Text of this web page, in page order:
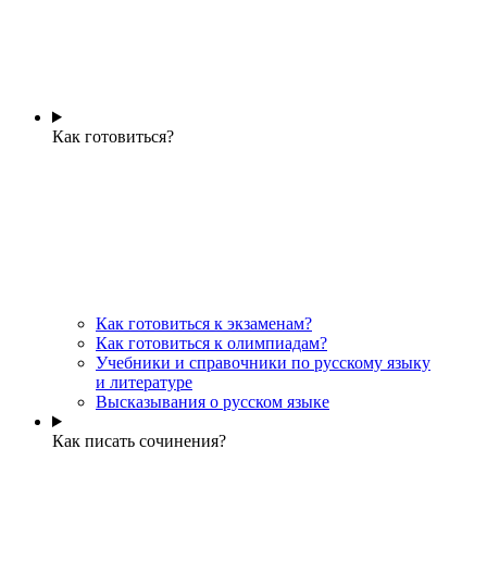
Как готовиться?
Как готовиться к экзаменам?
Как готовиться к олимпиадам?
Учебники и справочники по русскому языку
и литературе
Высказывания о русском языке
Как писать сочинения?